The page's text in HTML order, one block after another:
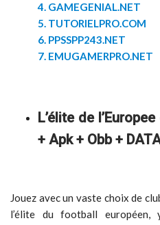
4. GAMEGENIAL.NET
5. TUTORIELPRO.COM
6. PPSSPP243.NET
7. EMUGAMERPRO.NET
L’élite de
+ Apk + Obb +
Jouez avec un vaste choix de
l’élite du football européen,